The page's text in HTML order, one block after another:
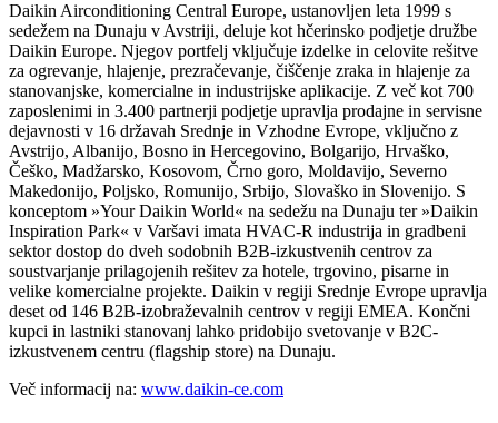
Daikin Airconditioning Central Europe, ustanovljen leta 1999 s
sedežem na Dunaju v Avstriji, deluje kot hčerinsko podjetje družbe
Daikin Europe. Njegov portfelj vključuje izdelke in celovite rešitve
za ogrevanje, hlajenje, prezračevanje, čiščenje zraka in hlajenje za
stanovanjske, komercialne in industrijske aplikacije. Z več kot 700
zaposlenimi in 3.400 partnerji podjetje upravlja prodajne in servisne
dejavnosti v 16 državah Srednje in Vzhodne Evrope, vključno z
Avstrijo, Albanijo, Bosno in Hercegovino, Bolgarijo, Hrvaško,
Češko, Madžarsko, Kosovom, Črno goro, Moldavijo, Severno
Makedonijo, Poljsko, Romunijo, Srbijo, Slovaško in Slovenijo. S
konceptom »Your Daikin World« na sedežu na Dunaju ter »Daikin
Inspiration Park« v Varšavi imata HVAC-R industrija in gradbeni
sektor dostop do dveh sodobnih B2B-izkustvenih centrov za
soustvarjanje prilagojenih rešitev za hotele, trgovino, pisarne in
velike komercialne projekte. Daikin v regiji Srednje Evrope upravlja
deset od 146 B2B‑izobraževalnih centrov v regiji EMEA. Končni
kupci in lastniki stanovanj lahko pridobijo svetovanje v B2C-
izkustvenem centru (flagship store) na Dunaju.
Več informacij na: www.daikin-ce.com